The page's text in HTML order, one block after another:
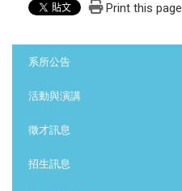
Print this page
系所公告
活動與演講
徵才訊息
招生訊息